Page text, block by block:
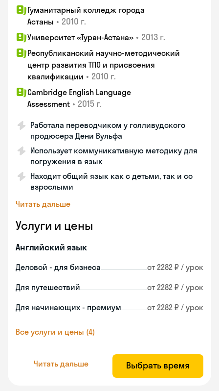
Гуманитарный колледж города
Астаны • 2010 г.
Университет «Туран-Астана» • 2013 г.
Республиканский научно-методический
центр развития ТПО и присвоения
квалификации • 2010 г.
Cambridge English Language
Assessment • 2015 г.
Работала переводчиком у голливудского
продюсера Дени Вульфа
Использует коммуникативную методику для
погружения в язык
Находит общий язык как с детьми, так и со
взрослыми
Читать дальше
Услуги и цены
Английский язык
Деловой - для бизнеса от 2282 ₽ / урок
Для путешествий от 2282 ₽ / урок
Для начинающих - премиум от 2282 ₽ / урок
Все услуги и цены (4)
Читать дальше Выбрать время